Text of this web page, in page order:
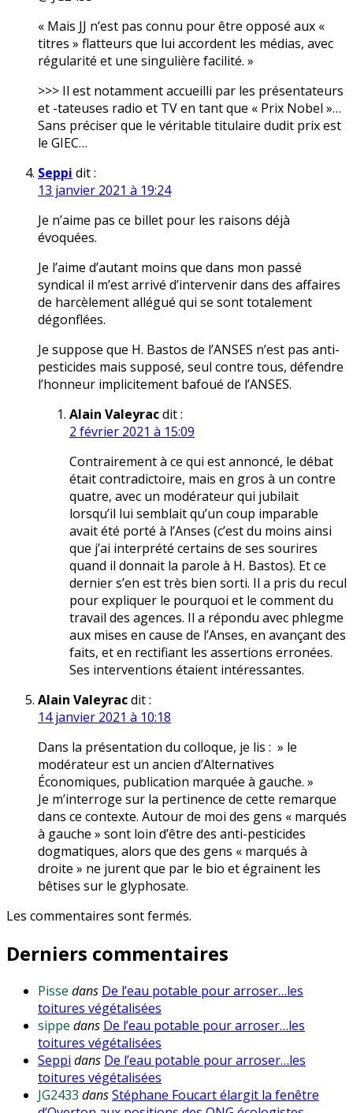
« Mais JJ n’est pas connu pour être opposé aux «
titres » flatteurs que lui accordent les médias, avec
régularité et une singulière facilité. »
>>> Il est notamment accueilli par les présentateurs
et -tateuses radio et TV en tant que « Prix Nobel »…
Sans préciser que le véritable titulaire dudit prix est
le GIEC…
Seppi dit :
13 janvier 2021 à 19:24
Je n’aime pas ce billet pour les raisons déjà
évoquées.
Je l’aime d’autant moins que dans mon passé
syndical il m’est arrivé d’intervenir dans des affaires
de harcèlement allégué qui se sont totalement
dégonflées.
Je suppose que H. Bastos de l’ANSES n’est pas anti-
pesticides mais supposé, seul contre tous, défendre
l’honneur implicitement bafoué de l’ANSES.
Alain Valeyracdit :
2 février 2021 à 15:09
Contrairement à ce qui est annoncé, le débat
était contradictoire, mais en gros à un contre
quatre, avec un modérateur qui jubilait
lorsqu’il lui semblait qu’un coup imparable
avait été porté à l’Anses (c’est du moins ainsi
que j’ai interprété certains de ses sourires
quand il donnait la parole à H. Bastos). Et ce
dernier s’en est très bien sorti. Il a pris du recul
pour expliquer le pourquoi et le comment du
travail des agences. Il a répondu avec phlegme
aux mises en cause de l’Anses, en avançant des
faits, et en rectifiant les assertions erronées.
Ses interventions étaient intéressantes.
Alain Valeyracdit :
14 janvier 2021 à 10:18
Dans la présentation du colloque, je lis : » le
modérateur est un ancien d’Alternatives
Économiques, publication marquée à gauche. »
Je m’interroge sur la pertinence de cette remarque
dans ce contexte. Autour de moi des gens « marqués
à gauche » sont loin d’être des anti-pesticides
dogmatiques, alors que des gens « marqués à
droite » ne jurent que par le bio et égrainent les
bêtises sur le glyphosate.
Les commentaires sont fermés.
Derniers commentaires
Pisse dans De l’eau potable pour arroser…les
toitures végétalisées
sippe dans De l’eau potable pour arroser…les
toitures végétalisées
Seppi dans De l’eau potable pour arroser…les
toitures végétalisées
JG2433 dansStéphane Foucart élargit la fenêtre